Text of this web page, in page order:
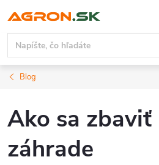
na
obsah
Blog
Ako sa
záhrade